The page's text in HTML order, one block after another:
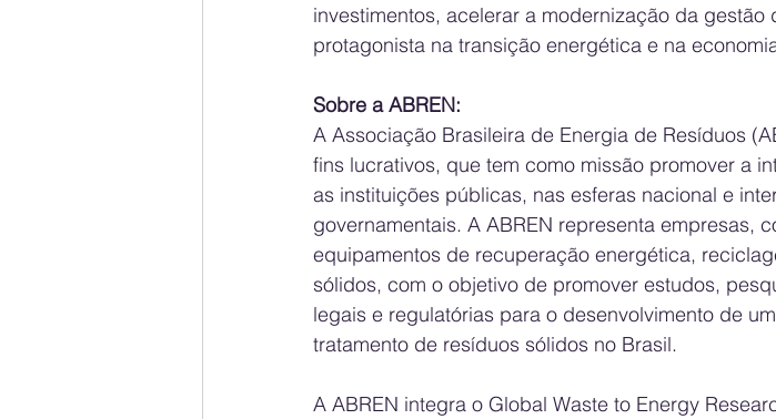
investimentos, acelerar a modernização da
protagonista na transição energética e na
Sobre a ABREN:
A Associação Brasileira de Energia de Resíduos
fins lucrativos, que tem como missão promover a
as instituições públicas, nas esferas nacional e
governamentais. A ABREN representa empresas,
equipamentos de recuperação energética,
sólidos, com o objetivo de promover estudos,
legais e regulatórias para o desenvolvimento de
tratamento de resíduos sólidos no Brasil.
A ABREN integra o Global Waste to Energy